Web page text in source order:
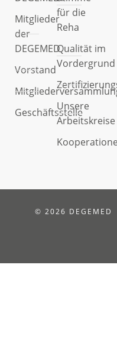
Mitglieder
der
DEGEMED
Vorstand
Geschäftsstelle
für die
Reha
Qualität im
Vordergrund
Unsere
Arbeitskreise
© 2026 DEGEMED